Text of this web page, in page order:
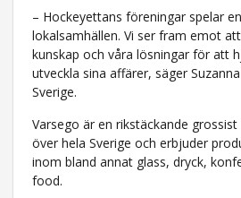
– Hockeyettans föreningar spelar
lokalsamhällen. Vi ser fram emot
kunskap och våra lösningar för att
utveckla sina affärer, säger
Sverige.
Varsego är en rikstäckande
över hela Sverige och erbjuder
inom bland annat glass, dryck,
food.